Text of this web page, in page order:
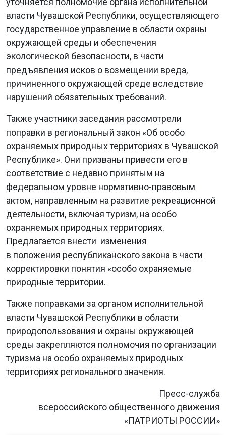
власти Чувашской Республики, осуществляющего
государственное управление в области охраны
окружающей среды и обеспечения
экологической безопасности, в части
предъявления исков о возмещении вреда,
причиненного окружающей среде вследствие
нарушений обязательных требований.
Также участники заседания рассмотрели
поправки в региональный закон «Об особо
охраняемых природных территориях в Чувашской
Республике». Они призваны привести его в
соответствие с недавно принятым на
федеральном уровне нормативно-правовым
актом, направленным на развитие рекреационной
деятельности, включая туризм, на особо
охраняемых природных территориях.
Предлагается внести изменения
в положения республиканского закона в части
корректировки понятия «особо охраняемые
природные территории.
Также поправками за органом исполнительной
власти Чувашской Республики в области
природопользования и охраны окружающей
среды закрепляются полномочия по организации
туризма на особо охраняемых природных
территориях регионального значения.
Пресс-служба
всероссийского общественного движения
«ПАТРИОТЫ РОССИИ»